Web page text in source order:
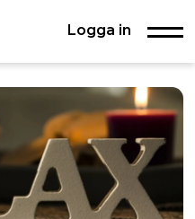
Logga in